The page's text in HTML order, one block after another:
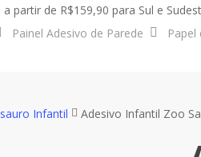
partir de R$159,90 para Sul e
Painel Adesivo de Parede Papel
Infantil Adesivo Infantil Zoo